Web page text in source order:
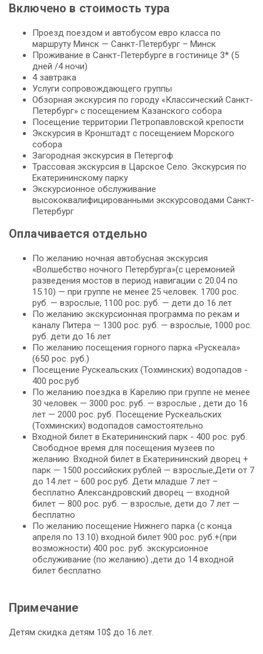
Включено в стоимость тура
Проезд поездом и автобусом евро класса по
маршруту Минск — Санкт-Петербург – Минск
Проживание в Санкт-Петербурге в гостинице 3* (5
дней /4 ночи)
4 завтрака
Услуги сопровождающего группы
Обзорная экскурсия по городу «Классический Санкт-
Петербург» с посещением Казанского собора
Посещение территории Петропавловской крепости
Экскурсия в Кронштадт с посещением Морского
собора
Загородная экскурсия в Петергоф
Трассовая экскурсия в Царское Село. Экскурсия по
Екатерининскому парку
Экскурсионное обслуживание
высококвалифицированными экскурсоводами Санкт-
Петербург
Оплачивается отдельно
По желанию ночная автобусная экскурсия
«Волшебство ночного Петербурга»(с церемонией
разведения мостов в период навигации с 20.04 по
15.10) — при группе не менее 25 человек. 1700 рос.
руб. — взрослые, 1100 рос. руб. — дети до 16 лет
По желанию экскурсионная программа по рекам и
каналу Питера — 1300 рос. руб. — взрослые, 1000 рос.
руб. дети до 16 лет
По желанию посещения горного парка «Рускеала»
(650 рос. руб.)
Посещение Рускеальских (Тохминских) водопадов -
400 рос.руб
По желанию поездка в Карелию при группе не менее
30 человек — 3000 рос. руб. — взрослые , дети до 16
лет — 2000 рос. руб. Посещение Рускеальских
(Тохминских) водопадов самостоятельно
Входной билет в Екатерининский парк - 400 рос. руб.
Свободное время для посещения музеев по
желанию. Входной билет в Екатерининский дворец +
парк — 1500 российских рублей — взрослые,Дети от 7
до 14 лет – 600 рос.руб. Дети младше 7 лет –
бесплатно Александровский дворец — входной
билет — 800 рос. руб. — взрослые, дети до 7 лет —
бесплатно
По желанию посещение Нижнего парка (с конца
апреля по 13.10) входной билет 900 рос. руб.+(при
возможности) 400 рос. руб. экскурсионное
обслуживание (по желанию) ,дети до 14 входной
билет бесплатно
Примечание
Детям скидка детям 10$ до 16 лет.